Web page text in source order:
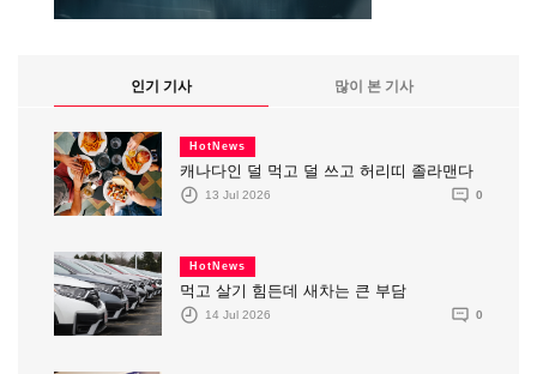
인기 기사 많이 본 기사
HotNews
캐나다인 덜 먹고 덜 쓰고 허리띠 졸라맨다
13 Jul 2026 0
HotNews
먹고 살기 힘든데 새차는 큰 부담
14 Jul 2026 0